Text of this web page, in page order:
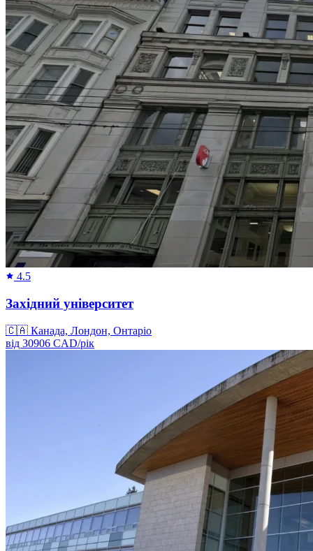
4.5
Західний університет
🇨🇦 Канада, Лондон, Онтаріо
від 30906 CAD/рік